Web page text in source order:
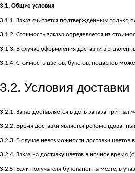
3.1. Общие условия
3.1.1. Заказ считается подтвержденным только
3.1.2. Стоимость заказа определяется из
3.1.3. В случае оформления доставки в
3.1.4. Стоимость цветов, букетов, подарков
3.2. Условия доставки
3.2.1. Заказ доставляется в день заказа при
3.2.2. Время доставки является
3.2.3. В случае невозможности доставки цветов
3.2.4. Заказ на доставку цветов в ночное
3.2.5. Если получателя букета нет на месте, в